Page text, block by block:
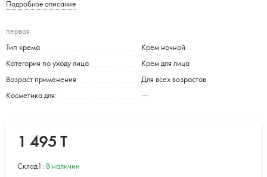
Подробное описание
первая
Тип крема Крем ночной
Категория по уходу лица Крем для лица
Возраст применения Для всех возрастов
Косметика для: ---
1 495 T
Склад1: В наличии